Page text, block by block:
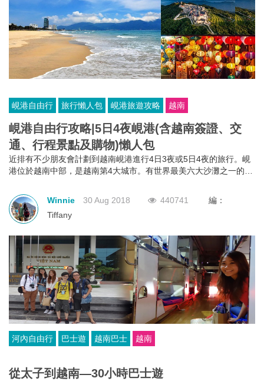
峴港自由行 旅行懶人包 峴港旅遊攻略 越南
峴港自由行攻略|5日4夜峴港(含越南簽證、交
通、行程景點及購物)懶人包
近排有不少朋友會計劃到越南峴港進行4日3夜或5日4夜的旅行。峴
港位於越南中部，是越南第4大城市。有世界最美六大沙灘之一的美
個不錯的渡假好去處。小編剛從峴港回來，即為大家帶來最新峴港
自由行攻略，今次介紹5天4夜的懶人包有峴港行程、交通、景點及
購物攻略，要去峴港旅行的朋友不要錯過!
Winnie 30 Aug 2018 440741
編：
Tiffany
河內自由行 巴士遊 越南巴士 越南
從太子到越南—30小時巴士遊